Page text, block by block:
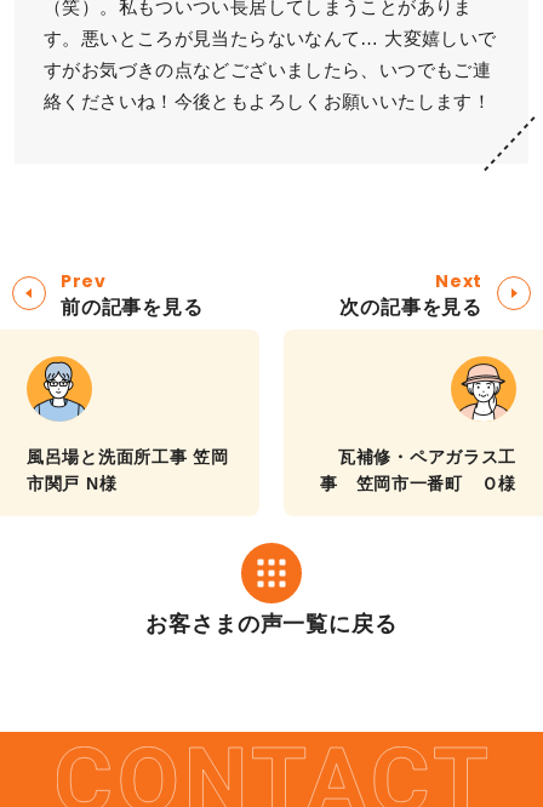
（笑）。私もついつい長居してしまうことがありま
す。悪いところが見当たらないなんて… 大変嬉しいで
すがお気づきの点などございましたら、いつでもご連
絡くださいね！今後ともよろしくお願いいたします！
Prev
前の記事を見る
風呂場と洗面所工事 笠岡
市関戸 N様
お客さまの声一覧に戻る
Next
次の記事を見る
瓦補修・ペアガラス工
事 笠岡市一番町 Ｏ様